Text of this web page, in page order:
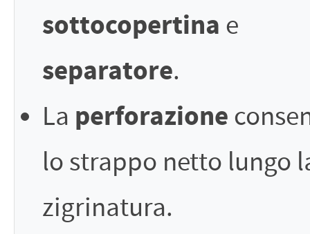
sottocopertina e
separatore.
La perforazione
lo strappo netto lungo
zigrinatura.